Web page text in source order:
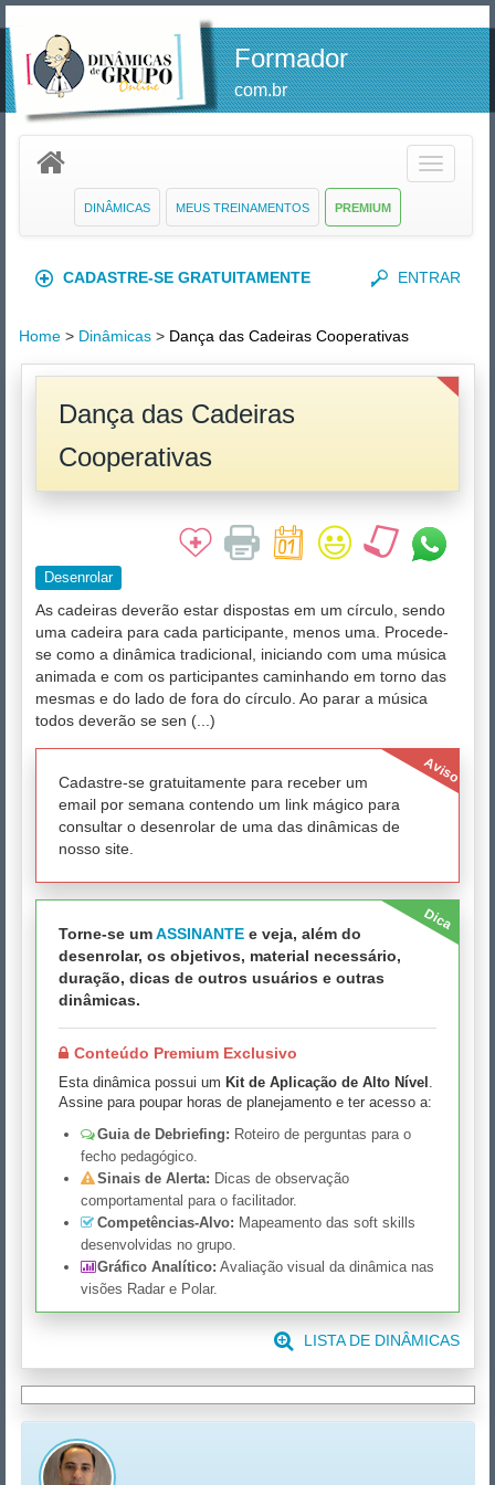
Formador
com.br
Toggle
PREMIUM
MEUS TREINAMENTOS
DINÂMICAS
CADASTRE-SE GRATUITAMENTE ENTRAR
Home > Dinâmicas > Dança das Cadeiras Cooperativas
Dança das Cadeiras
Cooperativas
Desenrolar
As cadeiras deverão estar dispostas em um círculo, sendo
uma cadeira para cada participante, menos uma. Procede-
se como a dinâmica tradicional, iniciando com uma música
animada e com os participantes caminhando em torno das
mesmas e do lado de fora do círculo. Ao parar a música
todos deverão se sen (...)
Aviso
Cadastre-se gratuitamente para receber um
email por semana contendo um link mágico para
consultar o desenrolar de uma das dinâmicas de
nosso site.
Dica
Torne-se umASSINANTE e veja, além do
desenrolar, os objetivos, material necessário,
duração, dicas de outros usuários e outras
dinâmicas.
Conteúdo Premium Exclusivo
Esta dinâmica possui um Kit de Aplicação de Alto Nível .
Assine para poupar horas de planejamento e ter acesso a:
Guia de Debriefing: Roteiro de perguntas para o
fecho pedagógico.
Sinais de Alerta: Dicas de observação
comportamental para o facilitador.
Competências-Alvo: Mapeamento das soft skills
desenvolvidas no grupo.
Gráfico Analítico: Avaliação visual da dinâmica nas
visões Radar e Polar.
LISTA DE DINÂMICAS